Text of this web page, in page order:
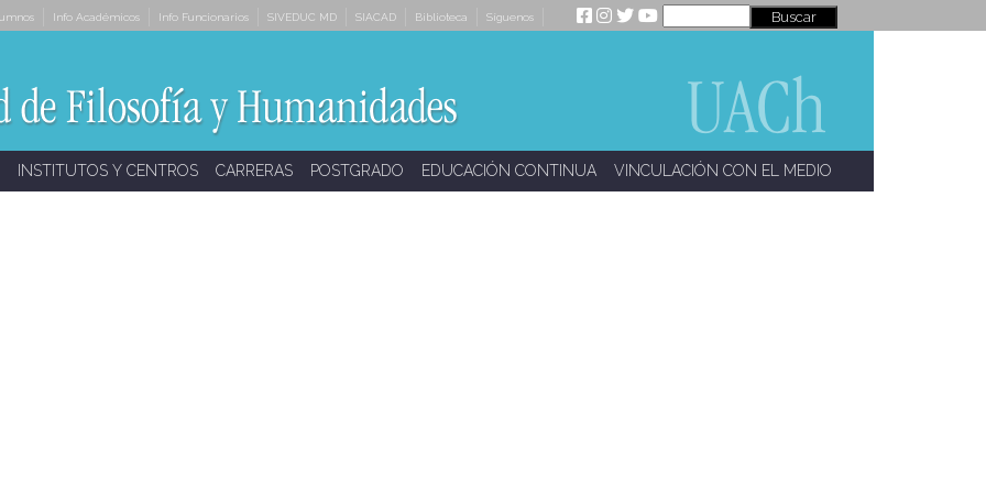
Info Académicos Info Funcionarios SIVEDUC MD SIACAD Biblioteca Síguenos
INSTITUTOS Y CENTROS CARRERAS POSTGRADO EDUCACIÓN CONTINUA VINCULACIÓN CON EL MEDIO